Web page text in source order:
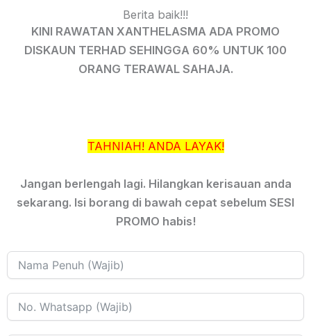
Berita baik!!!
KINI RAWATAN XANTHELASMA ADA PROMO
DISKAUN TERHAD SEHINGGA 60% UNTUK 100
ORANG TERAWAL SAHAJA.
TAHNIAH! ANDA LAYAK!
Jangan berlengah lagi. Hilangkan kerisauan anda
sekarang. Isi borang di bawah cepat sebelum SESI
PROMO habis!